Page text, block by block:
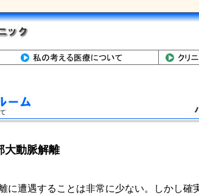
動脈解離
遭遇することは非常に少ない。しかし確